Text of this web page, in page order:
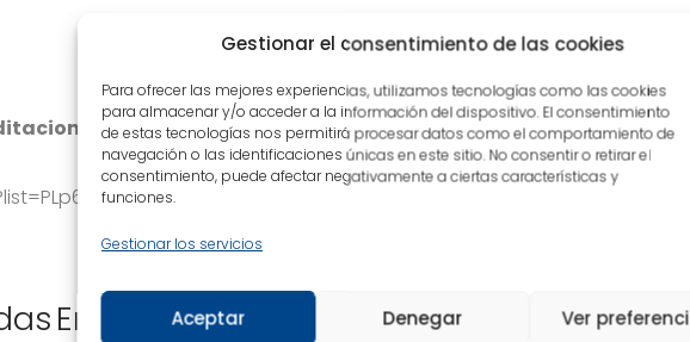
Gestionar el consentimiento de las cookies
Para ofrecer las mejores experiencias, utilizamos tecnologías como las cookies
para almacenar y/o acceder a la información del dispositivo. El consentimiento
de estas tecnologías nos permitirá procesar datos como el comportamiento de
navegación o las identificaciones únicas en este sitio. No consentir o retirar el
consentimiento, puede afectar negativamente a ciertas características y
funciones.
Gestionar los servicios
Aceptar Denegar Ver
guiadas de nuestro canal de YouTube:
Enlaces